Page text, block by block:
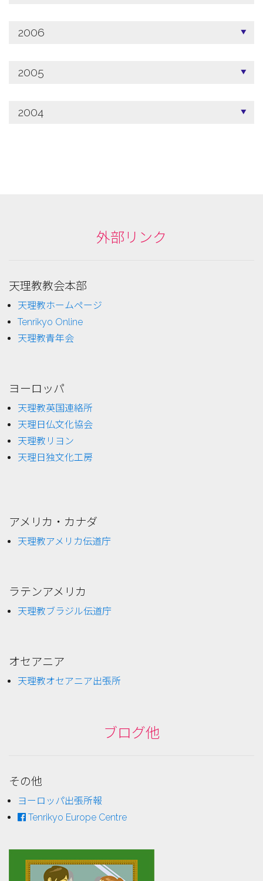
2006
2005
2004
外部リンク
天理教教会本部
天理教ホームページ
Tenrikyo Online
天理教青年会
ヨーロッパ
天理教英国連絡所
天理日仏文化協会
天理教リヨン
天理日独文化工房
アメリカ・カナダ
天理教アメリカ伝道庁
ラテンアメリカ
天理教ブラジル伝道庁
オセアニア
天理教オセアニア出張所
ブログ他
その他
ヨーロッパ出張所報
Tenrikyo Europe Centre